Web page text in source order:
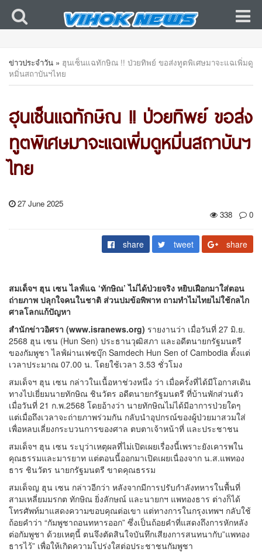
ข่าวประจำวัน » ฮุนเซ็นแฉทักษิณ !! ป่วยทิพย์ ขอส่งทูตพิเศษมาจะแฉเพิ่มดู
หมิ่นสถาบันฯไทย
ฮุนเซ็นแฉทักษิณ !! ป่วยทิพย์ ขอส่ง
ทูตพิเศษมาจะแฉเพิ่มดูหมิ่นสถาบันฯ
ไทย
27 June 2025
338
0
share tweet share
สมเด็จฯ ฮุน เซน ไลฟ์แฉ ‘ทักษิณ’ ไม่ได้ป่วยจริง หยิบเฝือกมาใส่ตอน
ถ่ายภาพ ปลุกใจคนในชาติ ส่วนปมข้อพิพาท ถามทำไมไทยไม่ใช้กลไก
ศาลโลกแก้ปัญหา
สำนักข่าวอิศรา (www.isranews.org) รายงานว่า เมื่อวันที่ 27 มิ.ย.
2568 ฮุน เซน (Hun Sen) ประธานวุฒิสภา และอดีตนายกรัฐมนตรี
ของกัมพูชา ไลฟ์ผ่านเฟซบุ๊ก Samdech Hun Sen of Cambodia ตั้งแต่
เวลาประมาณ 07.00 น. โดยใช้เวลา 3.53 ชั่วโมง
สมเด็จฯ ฮุน เซน กล่าวในเนื้อหาช่วงหนึ่ง ว่า เมื่อครั้งที่ได้มีโอกาสเดิน
ทางไปเยี่ยมนายทักษิณ ชินวัตร อดีตนายกรัฐมนตรี ที่บ้านพักส่วนตัว
เมื่อวันที่ 21 ก.พ.2568 โดยอ้างว่า นายทักษิณไม่ได้มีอาการป่วยใดๆ
แต่เมื่อถึงเวลาจะถ่ายภาพร่วมกัน กลับนำอุปกรณ์ของผู้ป่วยมาสวมใส่
เพื่อหลบเลี่ยงกระบวนการของศาล ตบตาเจ้าหน้าที่ และประชาชน
สมเด็จฯ ฮุน เซน ระบุว่าเหตุผลที่ไม่เปิดเผยเรื่องนี้เพราะยังเคารพใน
คุณธรรมและมารยาท แต่ตอนนี้ออกมาเปิดเผยเนื่องจาก น.ส.แพทอง
ธาร ชินวัตร นายกรัฐมนตรี ขาดคุณธรรม
สมเด็จญ ฮุน เซน กล่าวอีกว่า หลังจากมีการปรับกำลังทหารในพื้นที่
สามเหลี่ยมมรกต ทักษิณ ยิ่งลักษณ์ และนายกฯ แพทองธาร ต่างก็ได้
โทรศัพท์มาแสดงความขอบคุณต่อเขา แต่ทางการในกรุงเทพฯ กลับใช้
ถ้อยคำว่า “กัมพูชาถอนทหารออก” ซึ่งเป็นถ้อยคำที่แสดงถึงการหักหลัง
ต่อกัมพูชา ด้วยเหตุนี้ ตนจึงตัดสินใจบันทึกเสียงการสนทนากับ”แพทอง
ธารไว้” เพื่อให้เกิดความโปร่งใสต่อประชาชนกัมพูชา